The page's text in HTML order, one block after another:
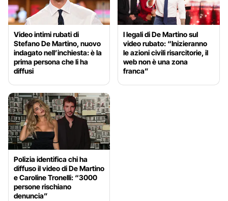
Video intimi rubati di
Stefano De Martino, nuovo
indagato nell’inchiesta: è la
prima persona che li ha
diffusi
I legali di De Martino sul
video rubato: “Inizieranno
le azioni civili risarcitorie, il
web non è una zona
franca”
Polizia identifica chi ha
diffuso il video di De Martino
e Caroline Tronelli: “3000
persone rischiano
denuncia”